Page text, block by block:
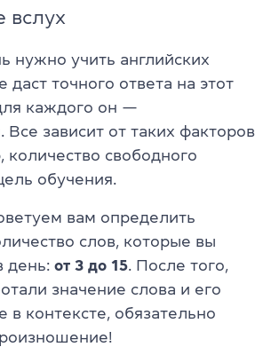
вслух
нужно учить английских
даст точного ответа на этот
каждого он —
. Все зависит от таких факторов
количество свободного
обучения.
вам определить
слов, которые вы
день: от 3 до 15 . После того,
значение слова и его
в контексте, обязательно